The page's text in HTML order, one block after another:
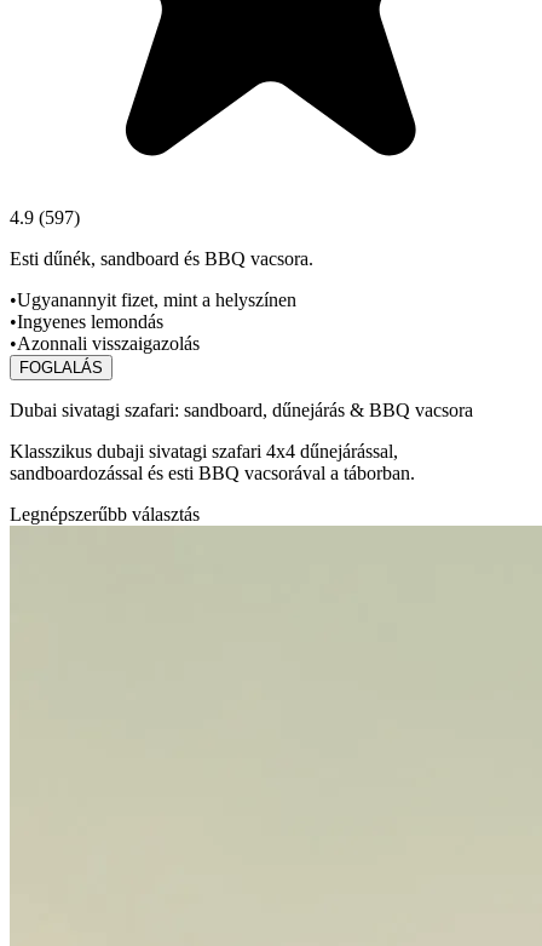
4.9 (597)
Esti dűnék, sandboard és BBQ vacsora.
•Ugyanannyit fizet, mint a helyszínen
•Ingyenes lemondás
•Azonnali visszaigazolás
FOGLALÁS
Dubai sivatagi szafari: sandboard, dűnejárás & BBQ vacsora
Klasszikus dubaji sivatagi szafari 4x4 dűnejárással,
sandboardozással és esti BBQ vacsorával a táborban.
Legnépszerűbb választás